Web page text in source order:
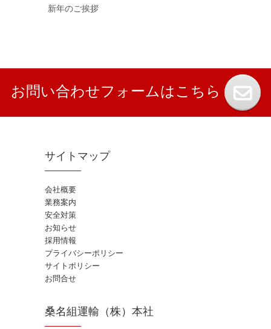
新年のご挨拶
お問い合わせフォームはこちら
サイトマップ
会社概要
業務案内
安全対策
お知らせ
採用情報
プライバシーポリシー
サイトポリシー
お問合せ
桑名組運輸（株）本社